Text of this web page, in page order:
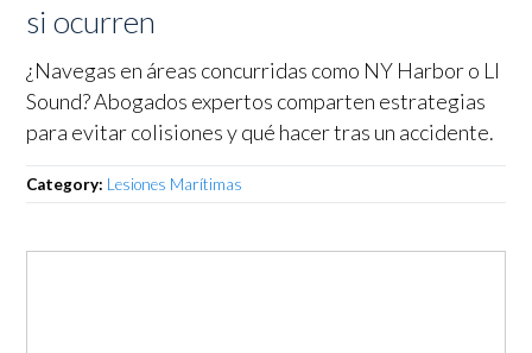
si ocurren
¿Navegas en áreas concurridas como NY Harbor o LI
Sound? Abogados expertos comparten estrategias
para evitar colisiones y qué hacer tras un accidente.
Category: Lesiones Marítimas